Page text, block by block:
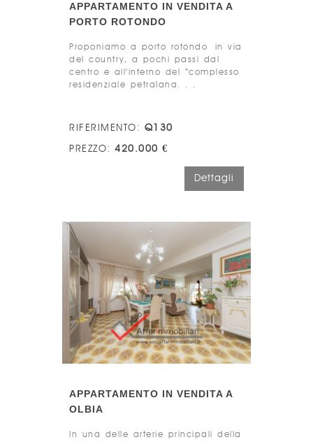
APPARTAMENTO IN VENDITA A
PORTO ROTONDO
Proponiamo a porto rotondo in via
del country, a pochi passi dal
centro e all’interno del “complesso
residenziale petralana. . .
RIFERIMENTO: Q130
PREZZO: 420.000 €
Dettagli
APPARTAMENTO IN VENDITA A
OLBIA
In una delle arterie principali della